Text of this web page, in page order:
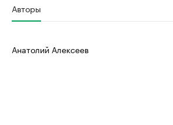
Авторы
Анатолий Алексеев